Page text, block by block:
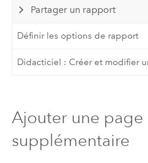
Partager un rapport
Définir les options de rapport
Didacticiel : Créer et modifier
Ajouter une page
supplémentaire